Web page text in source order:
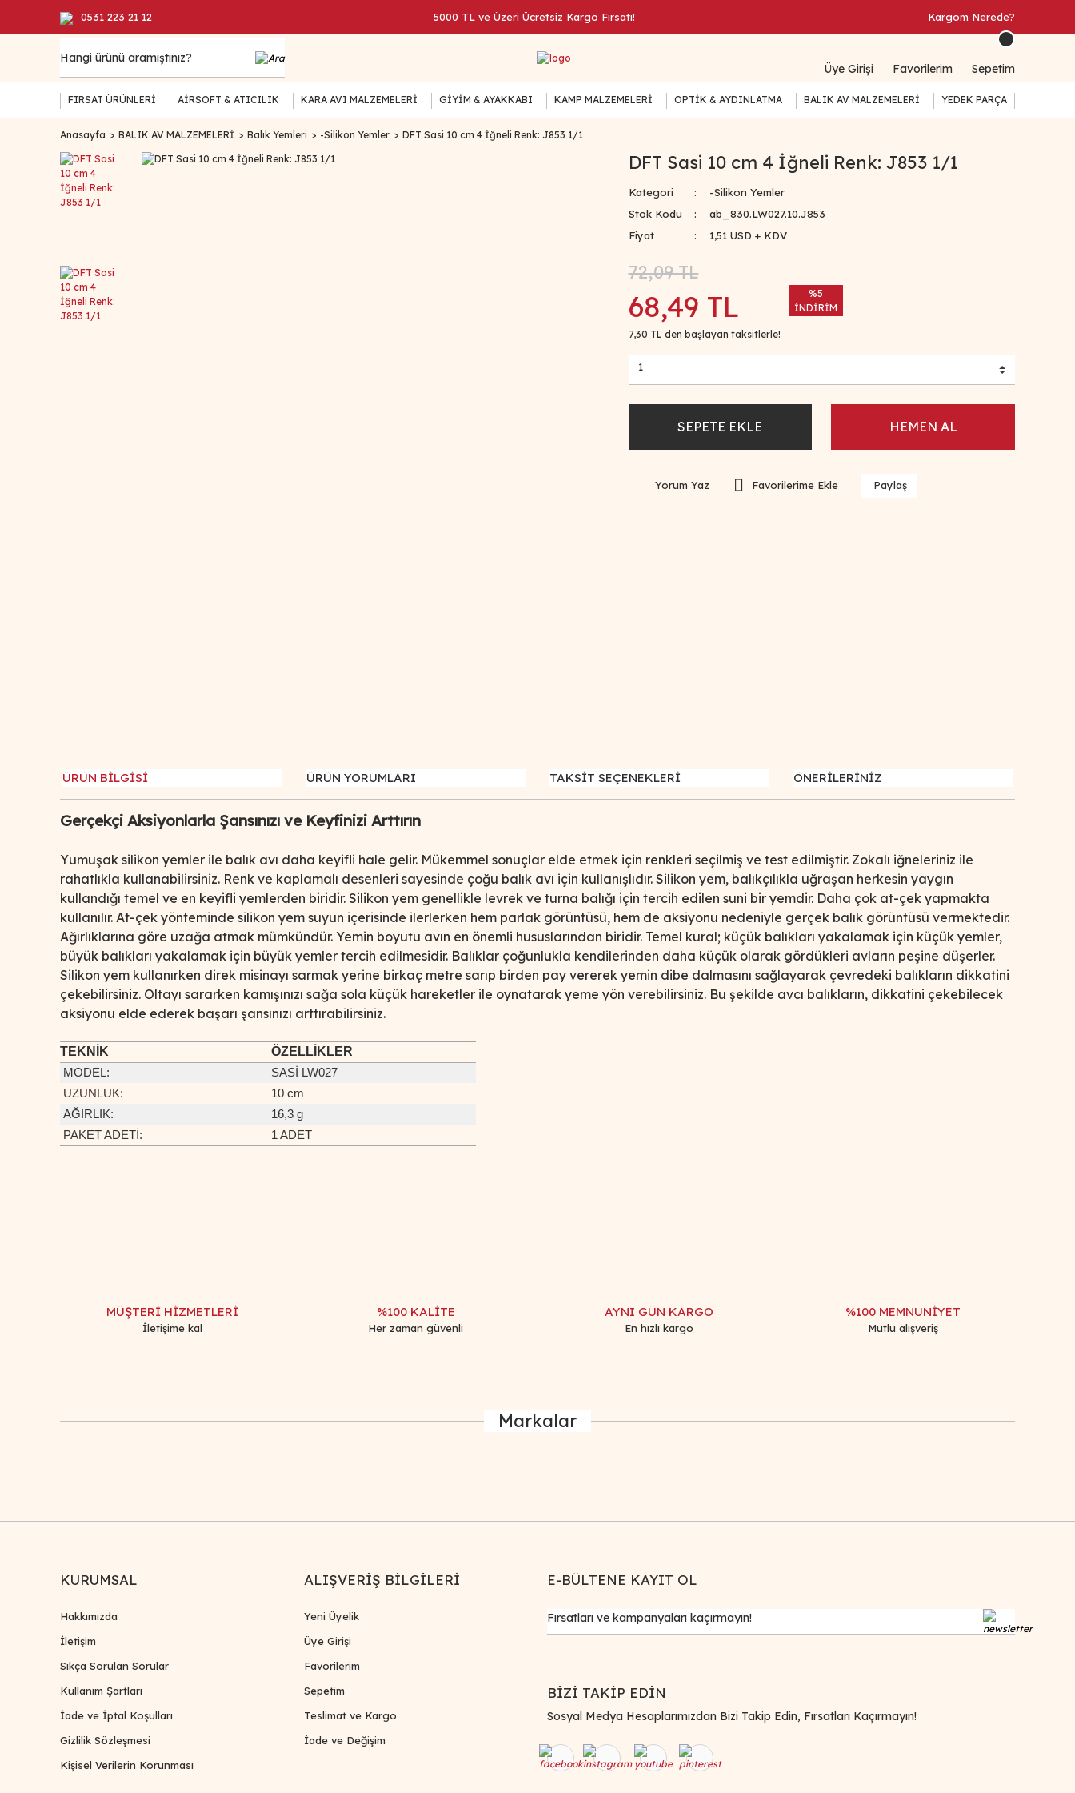
0531 223 21 12 5000 TL ve Üzeri Ücretsiz Kargo Fırsatı! Kargom Nerede?
Üye Girişi Favorilerim Sepetim
FIRSAT ÜRÜNLERİ AİRSOFT & ATICILIK KARA AVI MALZEMELERİ GİYİM & AYAKKABI KAMP MALZEMELERİ OPTİK & AYDINLATMA BALIK AV MALZEMELERİ YEDEK PARÇA
Anasayfa BALIK AV MALZEMELERİ Balık Yemleri -Silikon Yemler DFT Sasi 10 cm 4 İğneli Renk: J853 1/1
DFT Sasi 10 cm 4 İğneli Renk: J853 1/1
Kategori
-Silikon Yemler
Stok Kodu
ab_830.LW027.10.J853
Fiyat
1,51 USD + KDV
72,09 TL
68,49 TL
7,30 TL den başlayan taksitlerle!
%5
İNDİRİM
SEPETE EKLE HEMEN AL
Yorum Yaz Paylaş
ÜRÜN BİLGİSİ ÜRÜN YORUMLARI TAKSİT SEÇENEKLERİ ÖNERİLERİNİZ
Gerçekçi Aksiyonlarla Şansınızı ve Keyfinizi Arttırın
Yumuşak silikon yemler ile balık avı daha keyifli hale gelir. Mükemmel sonuçlar elde etmek için renkleri seçilmiş ve test edilmiştir. Zokalı iğneleriniz ile
rahatlıkla kullanabilirsiniz. Renk ve kaplamalı desenleri sayesinde çoğu balık avı için kullanışlıdır. Silikon yem, balıkçılıkla uğraşan herkesin yaygın
kullandığı temel ve en keyifli yemlerden biridir. Silikon yem genellikle levrek ve turna balığı için tercih edilen suni bir yemdir. Daha çok at-çek yapmakta
kullanılır. At-çek yönteminde silikon yem suyun içerisinde ilerlerken hem parlak görüntüsü, hem de aksiyonu nedeniyle gerçek balık görüntüsü vermektedir.
Ağırlıklarına göre uzağa atmak mümkündür. Yemin boyutu avın en önemli hususlarından biridir. Temel kural; küçük balıkları yakalamak için küçük yemler,
büyük balıkları yakalamak için büyük yemler tercih edilmesidir. Balıklar çoğunlukla kendilerinden daha küçük olarak gördükleri avların peşine düşerler.
Silikon yem kullanırken direk misinayı sarmak yerine birkaç metre sarıp birden pay vererek yemin dibe dalmasını sağlayarak çevredeki balıkların dikkatini
çekebilirsiniz. Oltayı sararken kamışınızı sağa sola küçük hareketler ile oynatarak yeme yön verebilirsiniz. Bu şekilde avcı balıkların, dikkatini çekebilecek
aksiyonu elde ederek başarı şansınızı arttırabilirsiniz.
TEKNİK ÖZELLİKLER
MODEL:
SASİ LW027
UZUNLUK:
10 cm
AĞIRLIK:
16,3 g
PAKET ADETİ:
1 ADET
Ürün fiyatı diğer sitelerden daha pahalı.
MÜŞTERİ HİZMETLERİ
İletişime kal
%100 KALİTE
Her zaman güvenli
AYNI GÜN KARGO
En hızlı kargo
%100 MEMNUNİYET
Mutlu alışveriş
Markalar
KURUMSAL
Hakkımızda
İletişim
Sıkça Sorulan Sorular
Kullanım Şartları
İade ve İptal Koşulları
Gizlilik Sözleşmesi
Kişisel Verilerin Korunması
ALIŞVERİŞ BİLGİLERİ
Yeni Üyelik
Üye Girişi
Favorilerim
Sepetim
Teslimat ve Kargo
İade ve Değişim
E-BÜLTENE KAYIT OL
BİZİ TAKİP EDİN
Sosyal Medya Hesaplarımızdan Bizi Takip Edin, Fırsatları Kaçırmayın!